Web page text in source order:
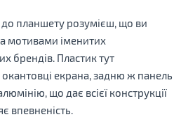
до планшету розумієш, що ви
мотивами іменитих
брендів. Пластик тут
окантовці екрана, задню ж панель
що дає всієї конструкції
впевненість.